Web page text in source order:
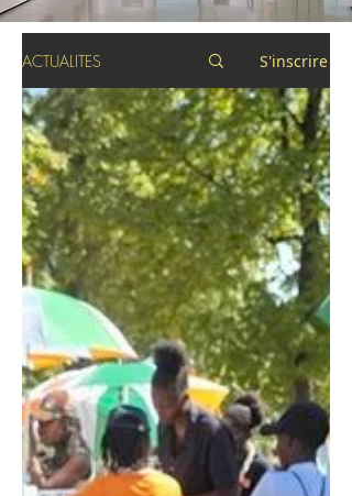
ACTUALITES S'inscrire